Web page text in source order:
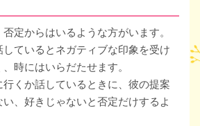
定からはいるような方がいます。
しているとネガティブな印象を受け
時にはいらだたせます。
くか話しているときに、彼の提案
い、好きじゃないと否定だけするよ